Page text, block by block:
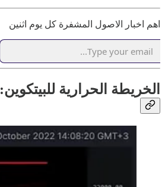
اهم اخبار الاصول المشفرة كل يوم اثنين
الخريطة الحرارية للبيتكوين: